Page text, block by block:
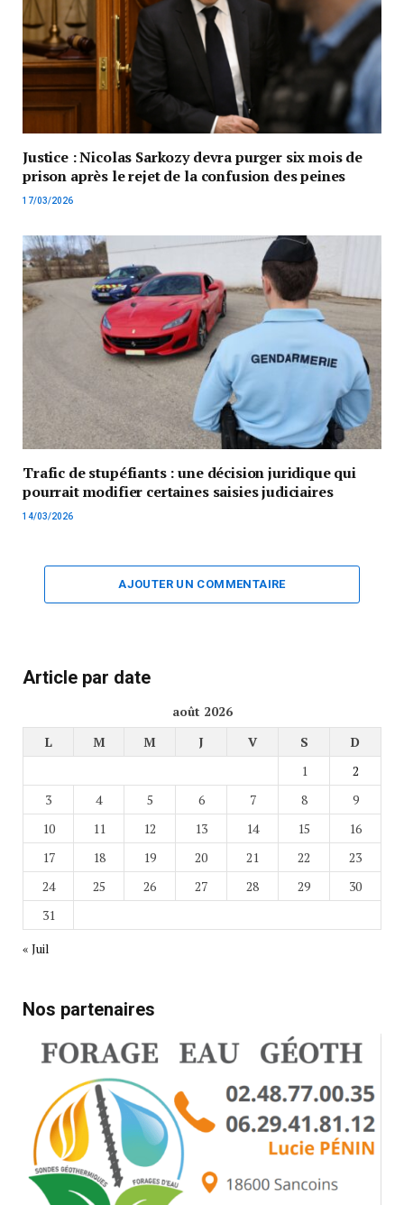
Justice : Nicolas Sarkozy devra purger six mois de
prison après le rejet de la confusion des peines
17/03/2026
Trafic de stupéfiants : une décision juridique qui
pourrait modifier certaines saisies judiciaires
14/03/2026
AJOUTER UN COMMENTAIRE
Article par date
août 2026
L
M M J V S
D
1
2
3
4 5 6 7 8
9
10
11 12 13 14 15
16
17
18 19 20 21 22
23
24
25 26 27 28 29
30
31
« Juil
Nos partenaires